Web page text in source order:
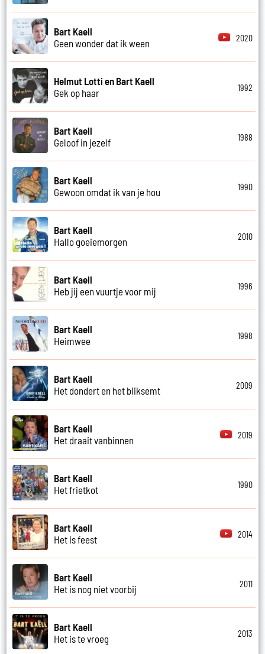
Bart Kaell
Geen wonder dat ik ween
2020
Helmut Lotti en Bart Kaell
Gek op haar
1992
Bart Kaell
Geloof in jezelf
1988
Bart Kaell
Gewoon omdat ik van je hou
1990
Bart Kaell
Hallo goeiemorgen
2010
Bart Kaell
Heb jij een vuurtje voor mij
1996
Bart Kaell
Heimwee
1998
Bart Kaell
Het dondert en het bliksemt
2009
Bart Kaell
Het draait vanbinnen
2019
Bart Kaell
Het frietkot
1990
Bart Kaell
Het is feest
2014
Bart Kaell
Het is nog niet voorbij
2011
Bart Kaell
Het is te vroeg
2013